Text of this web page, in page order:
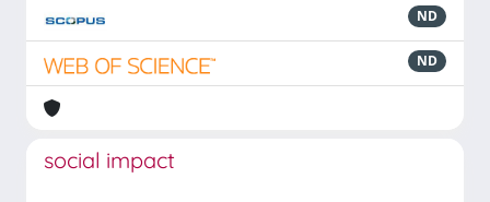
ND
ND
social impact